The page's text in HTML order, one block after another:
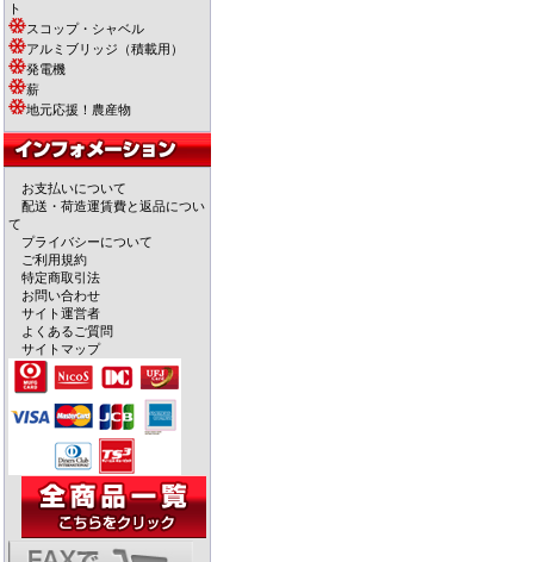
ト
スコップ・シャベル
アルミブリッジ（積載用）
発電機
薪
地元応援！農産物
お支払いについて
配送・荷造運賃費と返品につい
て
プライバシーについて
ご利用規約
特定商取引法
お問い合わせ
サイト運営者
よくあるご質問
サイトマップ